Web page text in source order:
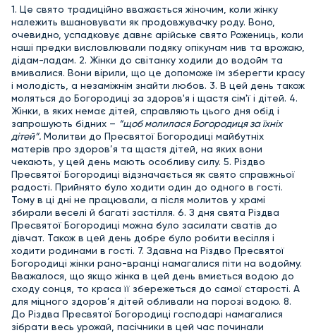
1. Це свято традиційно вважається жіночим, коли жінку
належить вшановувати як продовжувачку роду. Воно,
очевидно, успадковує давнє арійське свято Рожениць, коли
наші предки висловлювали подяку опікунам нив та врожаю,
дідам-ладам. 2. Жінки до світанку ходили до водойм та
вмивалися. Вони вірили, що це допоможе їм зберегти красу
і молодість, а незаміжнім знайти любов. 3. В цей день також
моляться до Богородиці за здоров'я і щастя сім'ї і дітей. 4.
Жiнки, в яких немає дiтей, справляють цього дня обiд i
запрошують бiдних – “щоб молилася Богородиця за їхніх
дiтей”. Молитви до Пресвятої Богородиці майбутніх
матерів про здоров’я та щастя дітей, на яких вони
чекають, у цей день мають особливу силу. 5. Різдво
Пресвятої Богородиці відзначається як свято справжньої
радості. Прийнято було ходити один до одного в гості.
Тому в ці дні не працювали, а після молитов у храмі
збирали веселі й багаті застілля. 6. З дня свята Різдва
Пресвятої Богородиці можна було засилати сватів до
дівчат. Також в цей день добре було робити весілля і
ходити родинами в гості. 7. Здавна на Різдво Пресвятої
Богородиці жінки рано-вранці намагалися піти на водойму.
Вважалося, що якщо жінка в цей день вмиється водою до
сходу сонця, то краса її збережеться до самої старості. А
для міцного здоров’я дітей обливали на порозі водою. 8.
До Різдва Пресвятої Богородиці господарі намагалися
зібрати весь урожай, пасічники в цей час починали